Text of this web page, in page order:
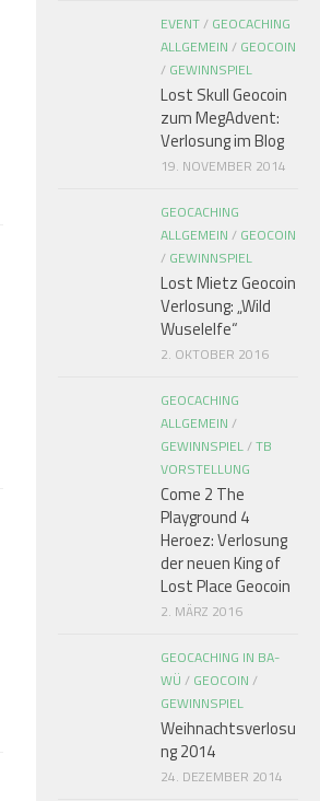
EVENT/ GEOCACHING
ALLGEMEIN / GEOCOIN
/ GEWINNSPIEL
Lost Skull Geocoin
zum MegAdvent:
Verlosung im Blog
19. NOVEMBER 2014
GEOCACHING
ALLGEMEIN / GEOCOIN
/ GEWINNSPIEL
Lost Mietz Geocoin
Verlosung: „Wild
Wuselelfe“
2. OKTOBER 2016
GEOCACHING
ALLGEMEIN /
GEWINNSPIEL/TB
VORSTELLUNG
Come 2 The
Playground 4
Heroez: Verlosung
der neuen King of
Lost Place Geocoin
2. MÄRZ 2016
GEOCACHING IN BA-
WÜ / GEOCOIN /
GEWINNSPIEL
Weihnachtsverlosu
ng 2014
24. DEZEMBER 2014